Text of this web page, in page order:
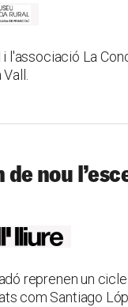
i l'associació La
nou
reprenen un
com Santiago